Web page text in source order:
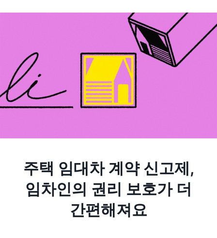
주택 임대차 계약 신고제,
임차인의 권리 보호가 더
간편해져요